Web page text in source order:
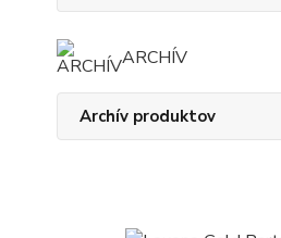
ARCHÍV
Archív produktov